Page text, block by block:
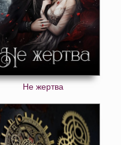
Не жертва